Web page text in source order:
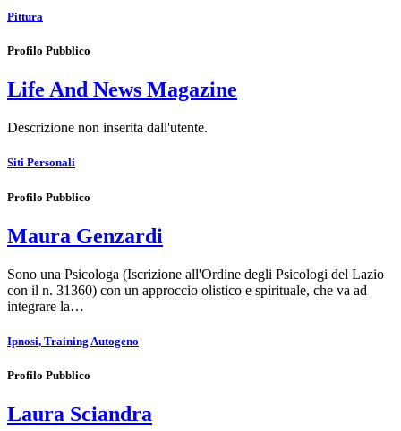
Pittura
Profilo Pubblico
Life And News Magazine
Descrizione non inserita dall'utente.
Siti Personali
Profilo Pubblico
Maura Genzardi
Sono una Psicologa (Iscrizione all'Ordine degli Psicologi del Lazio
con il n. 31360) con un approccio olistico e spirituale, che va ad
integrare la…
Ipnosi, Training Autogeno
Profilo Pubblico
Laura Sciandra